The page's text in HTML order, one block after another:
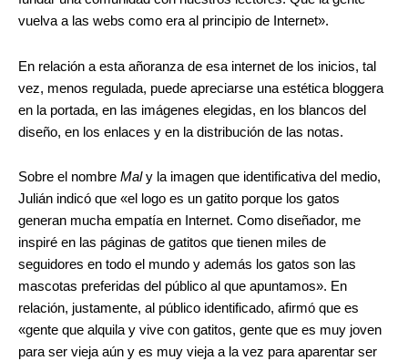
vuelva a las webs como era al principio de Internet».
En relación a esta añoranza de esa internet de los inicios, tal
vez, menos regulada, puede apreciarse una estética bloggera
en la portada, en las imágenes elegidas, en los blancos del
diseño, en los enlaces y en la distribución de las notas.
Sobre el nombre Maly la imagen que identificativa del medio,
Julián indicó que «el logo es un gatito porque los gatos
generan mucha empatía en Internet. Como diseñador, me
inspiré en las páginas de gatitos que tienen miles de
seguidores en todo el mundo y además los gatos son las
mascotas preferidas del público al que apuntamos». En
relación, justamente, al público identificado, afirmó que es
«gente que alquila y vive con gatitos, gente que es muy joven
para ser vieja aún y es muy vieja a la vez para aparentar ser